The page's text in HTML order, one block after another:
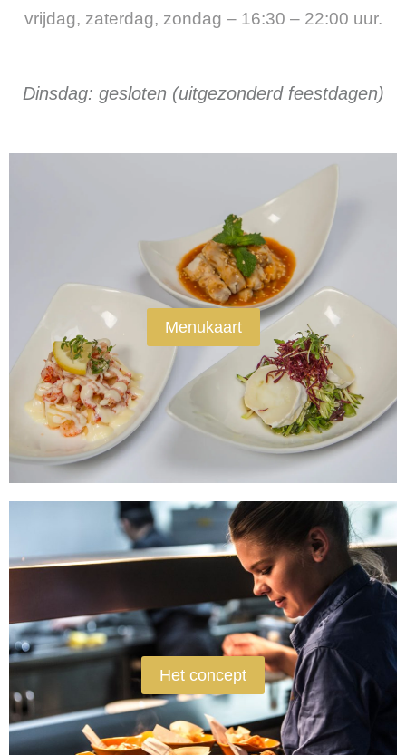
vrijdag, zaterdag, zondag – 16:30 – 22:00 uur.
Dinsdag: gesloten (uitgezonderd feestdagen)
Menukaart
Het concept